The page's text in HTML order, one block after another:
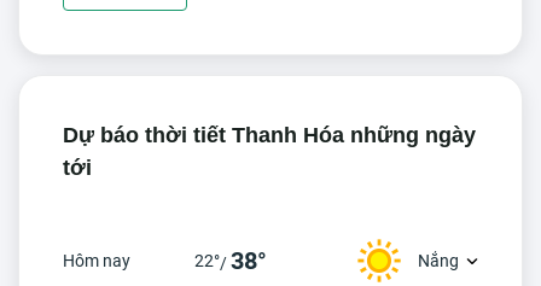
Dự báo thời tiết Thanh Hóa những ngày
tới
Hôm nay 22°/38° Nắng